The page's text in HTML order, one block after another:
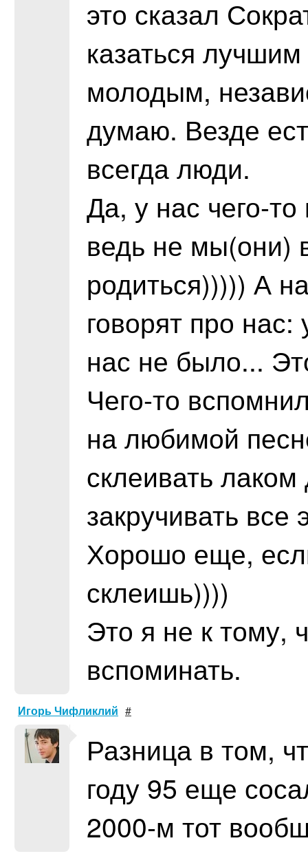
это сказал
казаться
молодым,
думаю. Везде
всегда люди.
Да, у нас чего-
ведь не мы(они)
родиться))))) А
говорят про нас:
нас не было...
Чего-то
на любимой
склеивать
закручивать
Хорошо еще,
склеишь))))
Это я не к тому,
вспоминать.
Игорь Чифликлий #
Разница в том,
году 95 еще
2000-м тот